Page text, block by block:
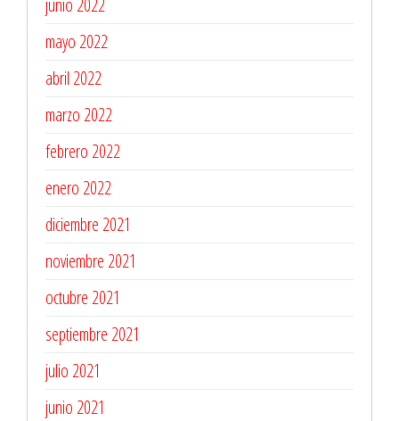
junio 2022
mayo 2022
abril 2022
marzo 2022
febrero 2022
enero 2022
diciembre 2021
noviembre 2021
octubre 2021
septiembre 2021
julio 2021
junio 2021